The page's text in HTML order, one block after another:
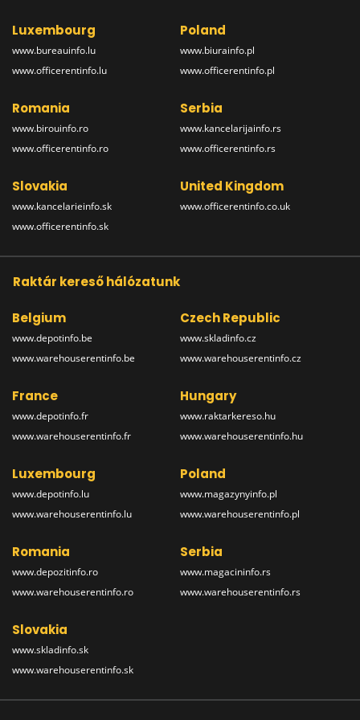
Luxembourg
www.bureauinfo.lu
www.officerentinfo.lu
Poland
www.biurainfo.pl
www.officerentinfo.pl
Romania
www.birouinfo.ro
www.officerentinfo.ro
Serbia
www.kancelarijainfo.rs
www.officerentinfo.rs
Slovakia
www.kancelarieinfo.sk
www.officerentinfo.sk
United Kingdom
www.officerentinfo.co.uk
Raktár kereső hálózatunk
Belgium
www.depotinfo.be
www.warehouserentinfo.be
Czech Republic
www.skladinfo.cz
www.warehouserentinfo.cz
France
www.depotinfo.fr
www.warehouserentinfo.fr
Hungary
www.raktarkereso.hu
www.warehouserentinfo.hu
Luxembourg
www.depotinfo.lu
www.warehouserentinfo.lu
Poland
www.magazynyinfo.pl
www.warehouserentinfo.pl
Romania
www.depozitinfo.ro
www.warehouserentinfo.ro
Serbia
www.magacininfo.rs
www.warehouserentinfo.rs
Slovakia
www.skladinfo.sk
www.warehouserentinfo.sk